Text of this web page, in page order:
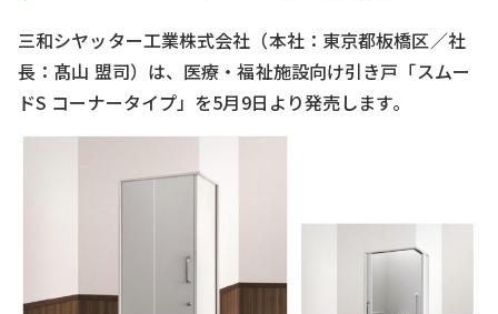
三和シヤッター工業株式会社（本社：東京都板橋区／社
長：髙山 盟司）は、医療・福祉施設向け引き戸「スムー
ドS コーナータイプ」を5月9日より発売します。